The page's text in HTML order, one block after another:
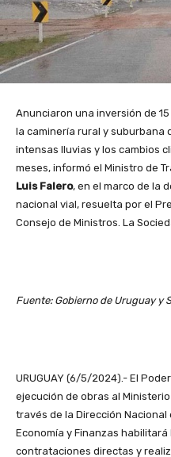
Anunciaron una inversión de
la caminería rural y suburbana
intensas lluvias y los cambios
meses, informó el Ministro de
Luis Falero, en el marco de la
nacional vial, resuelta por el
Consejo de Ministros. La
Fuente: Gobierno de Uruguay y
URUGUAY (6/5/2024).- El
ejecución de obras al
través de la Dirección Nacional
Economía y Finanzas
contrataciones directas y